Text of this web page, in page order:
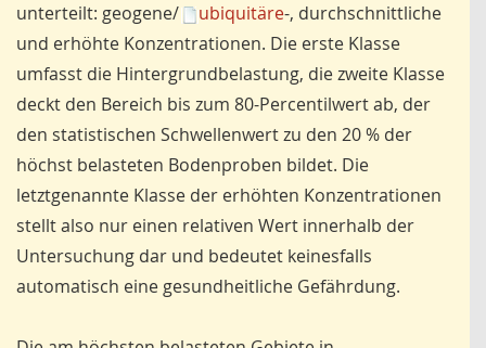
unterteilt: geogene/
ubiquitäre-, durchschnittliche
und erhöhte Konzentrationen. Die erste Klasse
umfasst die Hintergrundbelastung, die zweite Klasse
deckt den Bereich bis zum 80-Percentilwert ab, der
den statistischen Schwellenwert zu den 20 % der
höchst belasteten Bodenproben bildet. Die
letztgenannte Klasse der erhöhten Konzentrationen
stellt also nur einen relativen Wert innerhalb der
Untersuchung dar und bedeutet keinesfalls
automatisch eine gesundheitliche Gefährdung.